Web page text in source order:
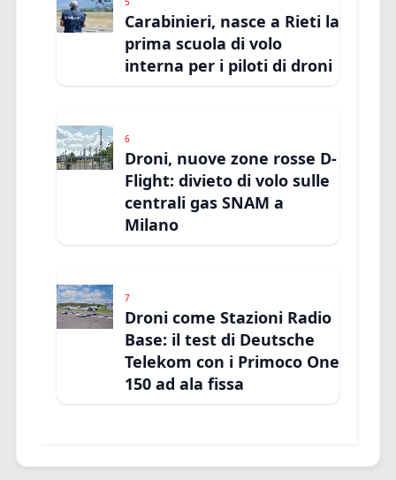
Carabinieri, nasce a Rieti la
prima scuola di volo
interna per i piloti di droni
6
Droni, nuove zone rosse D-
Flight: divieto di volo sulle
centrali gas SNAM a
Milano
7
Droni come Stazioni Radio
Base: il test di Deutsche
Telekom con i Primoco One
150 ad ala fissa